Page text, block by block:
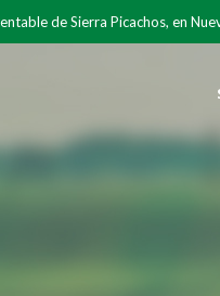
de Sierra Picachos, en